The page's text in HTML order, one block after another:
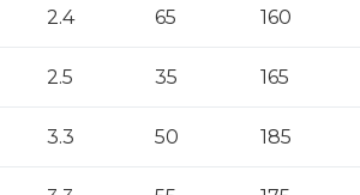
2.4 65 160
2.5 35 165
3.3 50 185